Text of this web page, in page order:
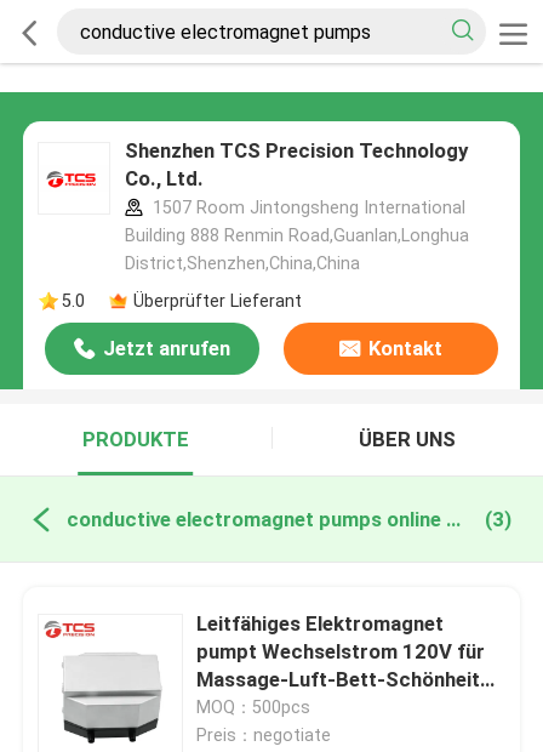
Shenzhen TCS Precision Technology
Co., Ltd.
1507 Room Jintongsheng International
Building 888 Renmin Road,Guanlan,Longhua
District,Shenzhen,China,China
5.0
Überprüfter Lieferant
Jetzt anrufen Kontakt
PRODUKTE ÜBER UNS
conductive electromagnet pumps online manufacture (3)
Leitfähiges Elektromagnet
pumpt Wechselstrom 120V für
Massage-Luft-Bett-Schönheits-
Instrument
MOQ：500pcs
Preis：negotiate